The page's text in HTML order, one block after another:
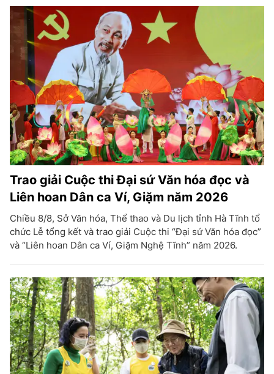
Trao giải Cuộc thi Đại sứ Văn hóa đọc và
Liên hoan Dân ca Ví, Giặm năm 2026
Chiều 8/8, Sở Văn hóa, Thể thao và Du lịch tỉnh Hà Tĩnh tổ
chức Lễ tổng kết và trao giải Cuộc thi “Đại sứ Văn hóa đọc”
và “Liên hoan Dân ca Ví, Giặm Nghệ Tĩnh” năm 2026.